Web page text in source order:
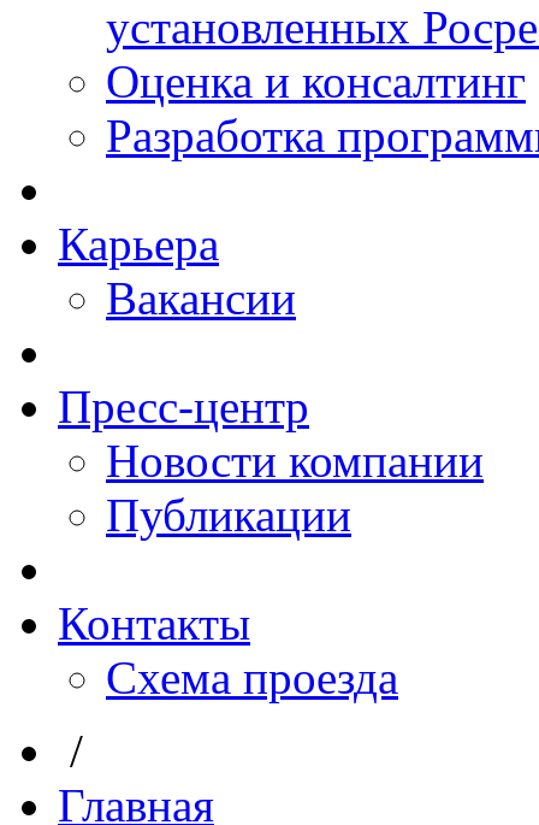
установленных
Оценка и консалтинг
Разработка
Карьера
Вакансии
Пресс-центр
Новости компании
Публикации
Контакты
Схема проезда
/
Главная